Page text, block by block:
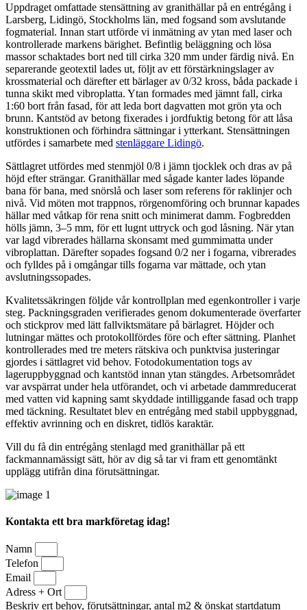
Uppdraget omfattade stensättning av granithällar på en entrégång i
Larsberg, Lidingö, Stockholms län, med fogsand som avslutande
fogmaterial. Innan start utförde vi inmätning av ytan med laser och
kontrollerade markens bärighet. Befintlig beläggning och lösa
massor schaktades bort ned till cirka 320 mm under färdig nivå. En
separerande geotextil lades ut, följt av ett förstärkningslager av
krossmaterial och därefter ett bärlager av 0/32 kross, båda packade i
tunna skikt med vibroplatta. Ytan formades med jämnt fall, cirka
1:60 bort från fasad, för att leda bort dagvatten mot grön yta och
brunn. Kantstöd av betong fixerades i jordfuktig betong för att låsa
konstruktionen och förhindra sättningar i ytterkant. Stensättningen
utfördes i samarbete med stenläggare Lidingö.
Sättlagret utfördes med stenmjöl 0/8 i jämn tjocklek och dras av på
höjd efter strängar. Granithällar med sågade kanter lades löpande
bana för bana, med snörslå och laser som referens för raklinjer och
nivå. Vid möten mot trappnos, rörgenomföring och brunnar kapades
hällar med våtkap för rena snitt och minimerat damm. Fogbredden
hölls jämn, 3–5 mm, för ett lugnt uttryck och god låsning. När ytan
var lagd vibrerades hällarna skonsamt med gummimatta under
vibroplattan. Därefter sopades fogsand 0/2 ner i fogarna, vibrerades
och fylldes på i omgångar tills fogarna var mättade, och ytan
avslutningssopades.
Kvalitetssäkringen följde vår kontrollplan med egenkontroller i varje
steg. Packningsgraden verifierades genom dokumenterade överfarter
och stickprov med lätt fallviktsmätare på bärlagret. Höjder och
lutningar mättes och protokollfördes före och efter sättning. Planhet
kontrollerades med tre meters rätskiva och punktvisa justeringar
gjordes i sättlagret vid behov. Fotodokumentation togs av
lageruppbyggnad och kantstöd innan ytan stängdes. Arbetsområdet
var avspärrat under hela utförandet, och vi arbetade dammreducerat
med vatten vid kapning samt skyddade intilliggande fasad och trapp
med täckning. Resultatet blev en entrégång med stabil uppbyggnad,
effektiv avrinning och en diskret, tidlös karaktär.
Vill du få din entrégång stenlagd med granithällar på ett
fackmannamässigt sätt, hör av dig så tar vi fram ett genomtänkt
upplägg utifrån dina förutsättningar.
Kontakta ett bra markföretag idag!
Namn
Telefon
Email
Adress + Ort
Beskriv ert behov, förutsättningar, antal m2 & önskat startdatum